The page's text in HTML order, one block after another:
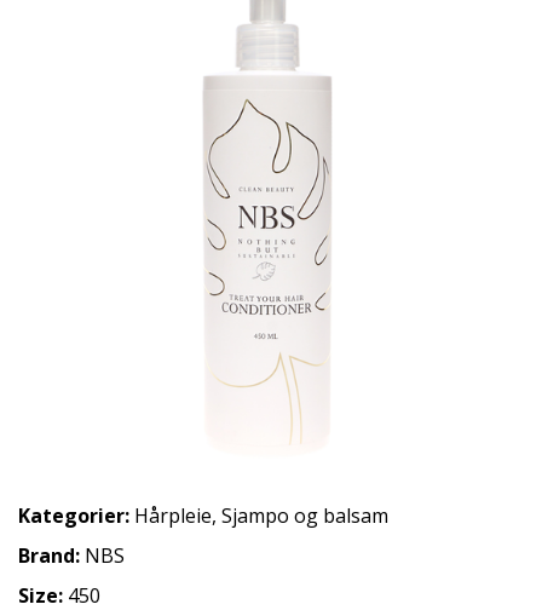
Kategorier: Hårpleie, Sjampo og balsam
Brand: NBS
Size: 450